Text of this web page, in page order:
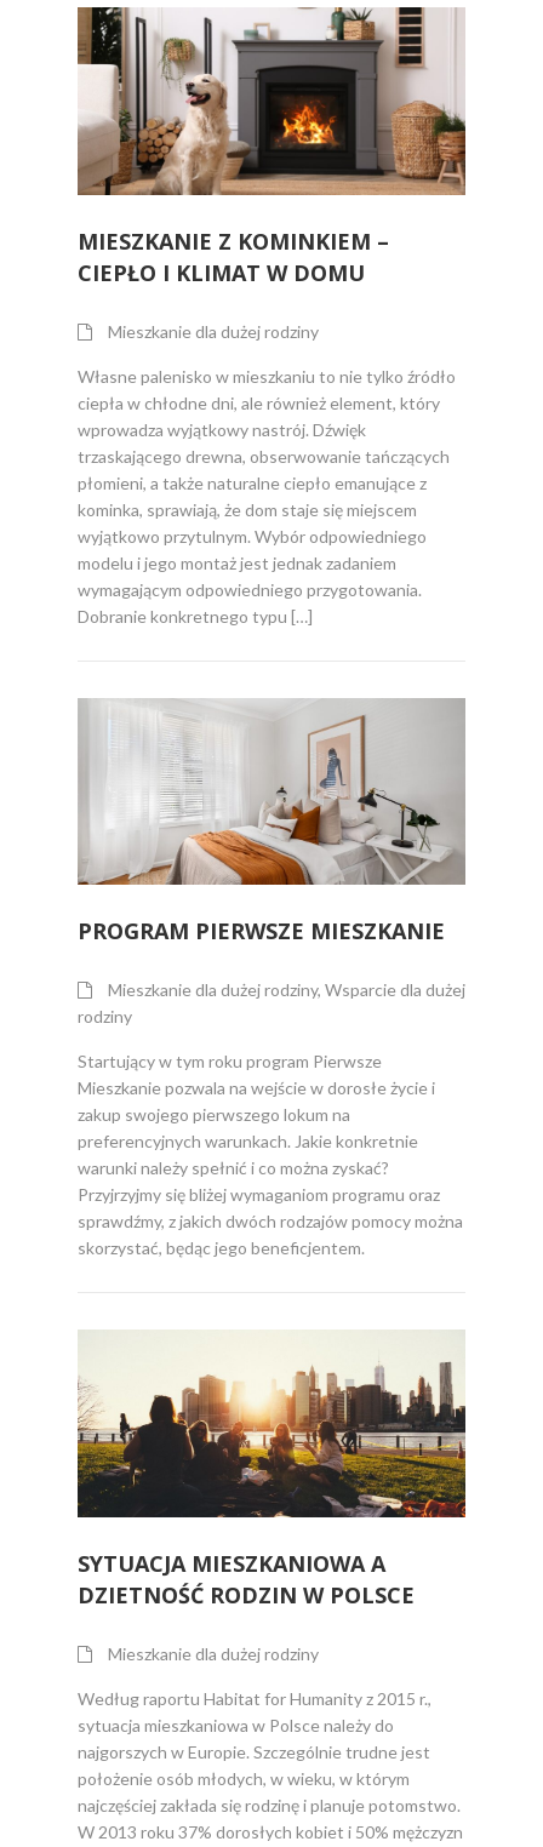
MIESZKANIE Z KOMINKIEM –
CIEPŁO I KLIMAT W DOMU
Mieszkanie dla dużej rodziny
Własne palenisko w mieszkaniu to nie tylko źródło
ciepła w chłodne dni, ale również element, który
wprowadza wyjątkowy nastrój. Dźwięk
trzaskającego drewna, obserwowanie tańczących
płomieni, a także naturalne ciepło emanujące z
kominka, sprawiają, że dom staje się miejscem
wyjątkowo przytulnym. Wybór odpowiedniego
modelu i jego montaż jest jednak zadaniem
wymagającym odpowiedniego przygotowania.
Dobranie konkretnego typu […]
PROGRAM PIERWSZE MIESZKANIE
Mieszkanie dla dużej rodziny, Wsparcie dla dużej
rodziny
Startujący w tym roku program Pierwsze
Mieszkanie pozwala na wejście w dorosłe życie i
zakup swojego pierwszego lokum na
preferencyjnych warunkach. Jakie konkretnie
warunki należy spełnić i co można zyskać?
Przyjrzyjmy się bliżej wymaganiom programu oraz
sprawdźmy, z jakich dwóch rodzajów pomocy można
skorzystać, będąc jego beneficjentem.
SYTUACJA MIESZKANIOWA A
DZIETNOŚĆ RODZIN W POLSCE
Mieszkanie dla dużej rodziny
Według raportu Habitat for Humanity z 2015 r.,
sytuacja mieszkaniowa w Polsce należy do
najgorszych w Europie. Szczególnie trudne jest
położenie osób młodych, w wieku, w którym
najczęściej zakłada się rodzinę i planuje potomstwo.
W 2013 roku 37% dorosłych kobiet i 50% mężczyzn